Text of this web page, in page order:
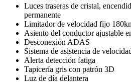
Luces traseras de cristal,
permanente
Limitador de velocidad fijo
Asiento del conductor ajustable
Desconexión ADAS
Sistema de asistencia de
Alerta detección fatiga
Tapicería gris con patrón 3D
Luz de día delantera